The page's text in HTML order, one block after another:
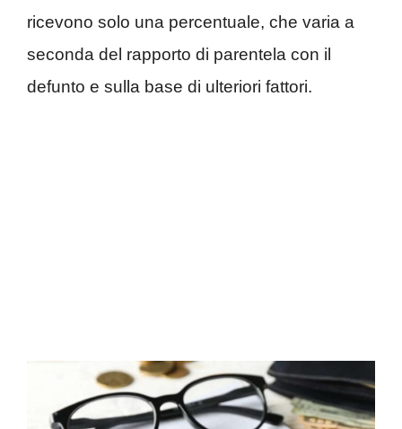
ricevono solo una percentuale, che varia a
seconda del rapporto di parentela con il
defunto e sulla base di ulteriori fattori.